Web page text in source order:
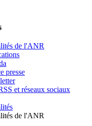
de l'ANR
presse
et réseaux sociaux
de l'ANR